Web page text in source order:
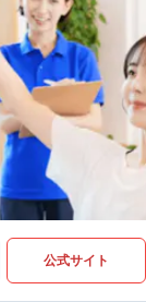
公式サイト